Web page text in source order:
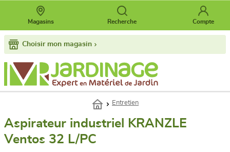
Choisir mon magasin
Magasins Recherche Compte
Entretien
Aspirateur industriel KRANZLE
Ventos 32 L/PC